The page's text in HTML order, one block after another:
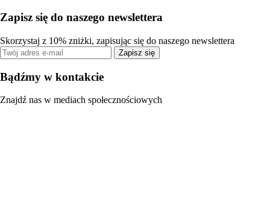
Zapisz się do naszego newslettera
Skorzystaj z 10% zniżki, zapisując się do naszego newslettera
Zapisz się
Bądźmy w kontakcie
Znajdź nas w mediach społecznościowych